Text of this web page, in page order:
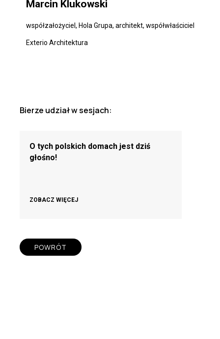
Marcin Klukowski
współzałożyciel, Hola Grupa, architekt, współwłaściciel
Exterio Architektura
Bierze udział w sesjach:
O tych polskich domach jest dziś
głośno!
ZOBACZ WIĘCEJ
POWRÓT